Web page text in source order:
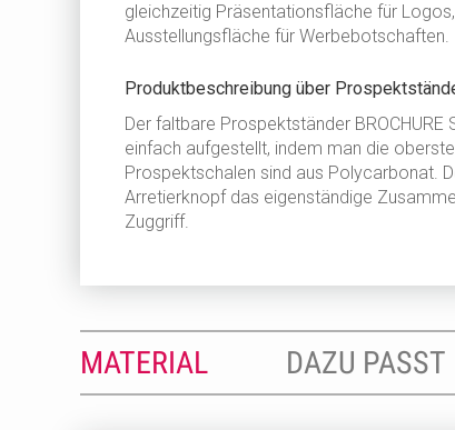
gleichzeitig Präsentationsfläche für
Ausstellungsfläche für Werbebotschaften.
Produktbeschreibung über
Der faltbare Prospektständer
einfach aufgestellt, indem man die
Prospektschalen sind aus Polycarbonat.
Arretierknopf das eigenständige
Zuggriff.
MATERIAL DAZU PASST